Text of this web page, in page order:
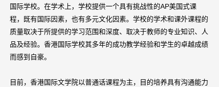
国际学校。在学术上，学校提供一个具有挑战性的AP美国式课
程，既有国际因素，也有多元文化因素。学校的学术和课外课程的
质量取决于所提供的学习范围和深度、取决于教师的专业知识、人
品及经验。香港国际学校其多年的成功教学经验和学生的卓越成绩
而感到自豪。
目前，香港国际文学院以普通话课程为主，目的培养具有沟通能力